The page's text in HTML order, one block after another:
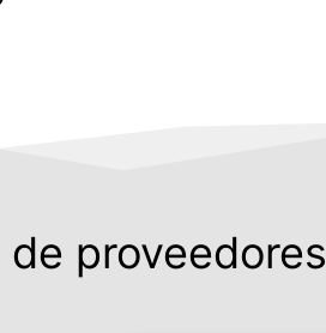
proveedores